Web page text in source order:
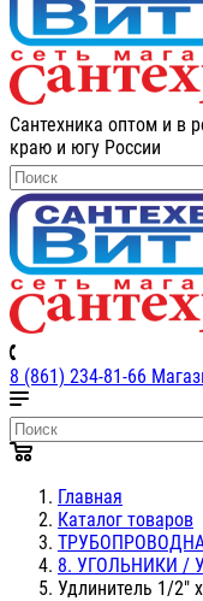
Сантехника оптом и в
краю и югу России
8 (861) 234-81-66
Главная
Каталог товаров
8. УГОЛЬНИКИ /
Удлинитель 1/2"